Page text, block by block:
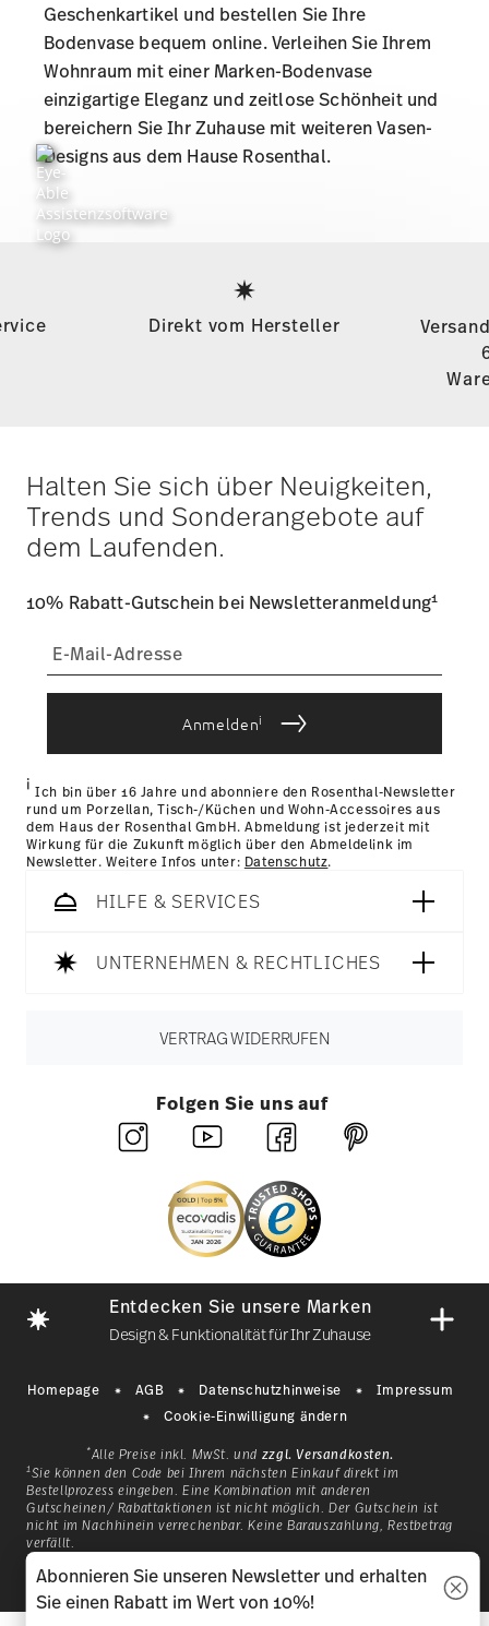
Geschenkartikel und bestellen Sie Ihre
Bodenvase bequem online. Verleihen Sie Ihrem
Wohnraum mit einer Marken-Bodenvase
einzigartige Eleganz und zeitlose Schönheit und
bereichern Sie Ihr Zuhause mit weiterenVasen-
Designs aus dem Hause Rosenthal.
Services
Direkt vom Hersteller
Halten Sie sich über Neuigkeiten,
Trends und Sonderangebote auf
dem Laufenden.
10% Rabatt-Gutschein bei Newsletteranmeldung1
Anmeldeni
i Ich bin über 16 Jahre und abonniere den Rosenthal-Newsletter
rund um Porzellan, Tisch-/Küchen und Wohn-Accessoires aus
dem Haus der Rosenthal GmbH. Abmeldung ist jederzeit mit
Wirkung für die Zukunft möglich über den Abmeldelink im
Newsletter. Weitere Infos unter: Datenschutz.
HILFE & SERVICES
UNTERNEHMEN & RECHTLICHES
VERTRAG WIDERRUFEN
Folgen Sie uns auf
Entdecken Sie unsere Marken
Design & Funktionalität für Ihr Zuhause
Mit einer Geschichte, die 1814
in Bayern begann, ist
Hutschenreuther eine
Homepage AGB Datenschutzhinweise
Impressum
Cookie-Einwilligung ändern
*Alle Preise inkl. MwSt. und zzgl. Versandkosten.
1Sie können den Code bei Ihrem nächsten Einkauf direkt im
Bestellprozess eingeben. Eine Kombination mit anderen
Gutscheinen/ Rabattaktionen ist nicht möglich. Der Gutschein ist
nicht im Nachhinein verrechenbar. Keine Barauszahlung, Restbetrag
verfällt.
2.3.8
Abonnieren Sie unseren Newsletter und erhalten
Sie einen Rabatt im Wert von 10%!